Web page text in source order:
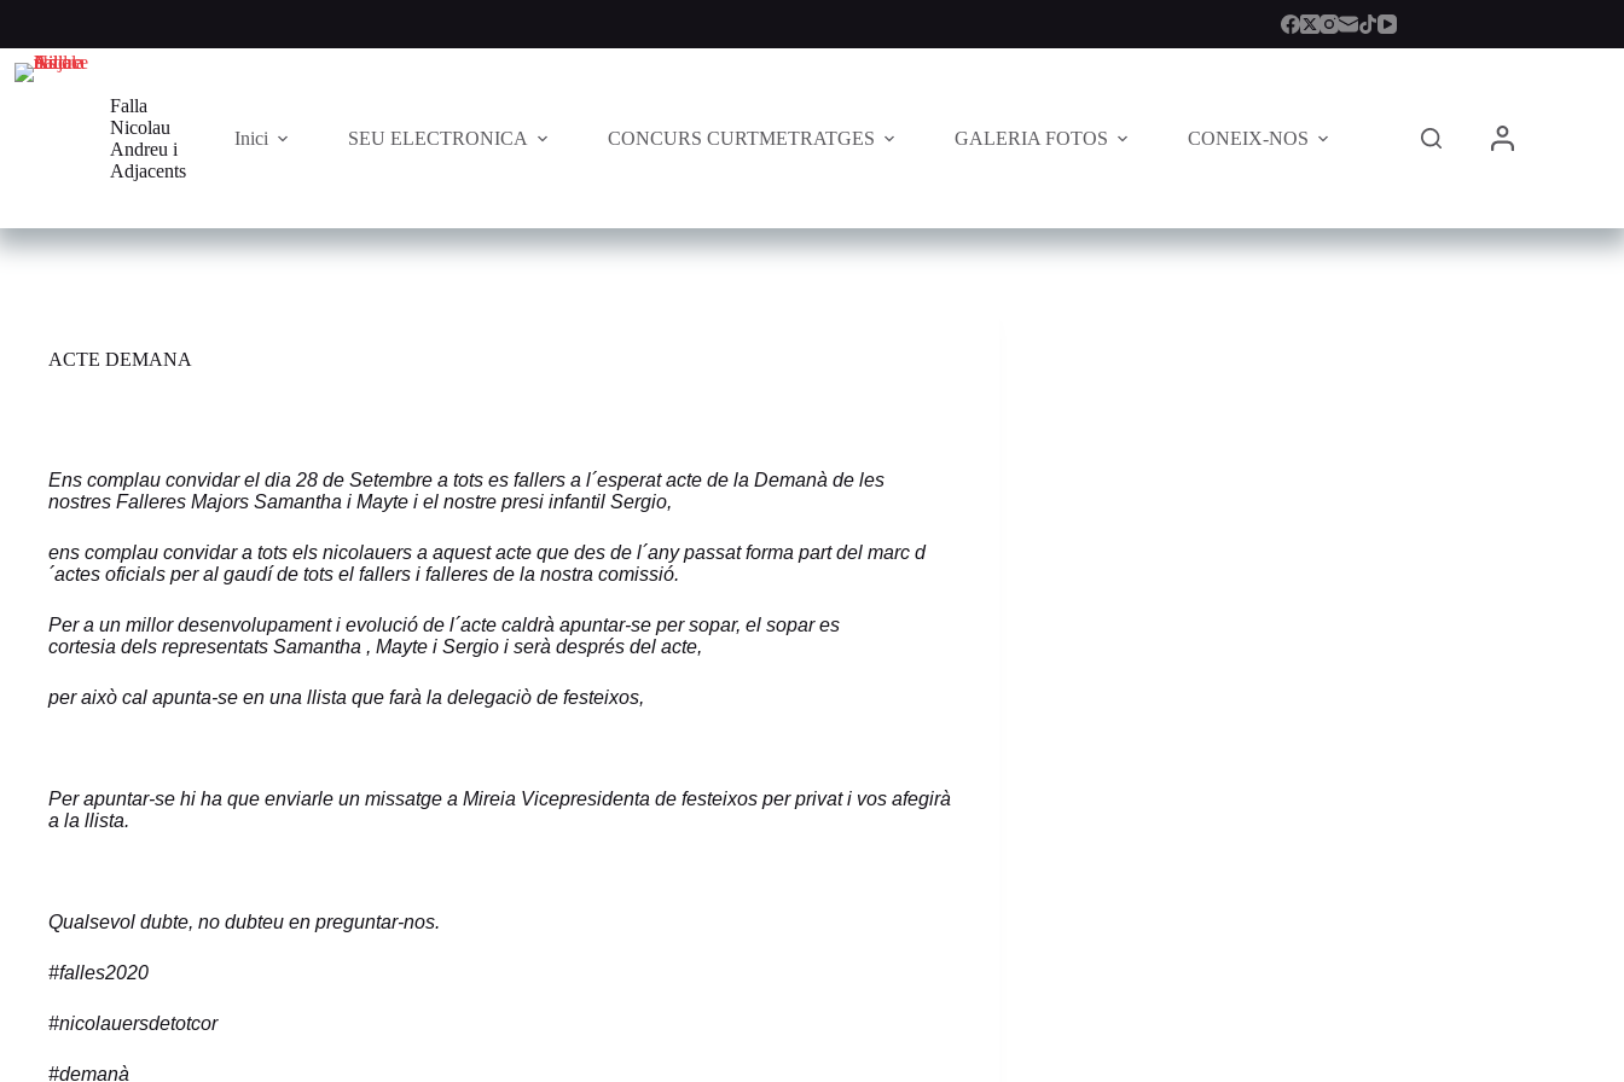
contenido
Falla
Nicolau
Andreu i
Adjacents
Inici SEU ELECTRONICA CONCURS CURTMETRATGES GALERIA FOTOS CONEIX-NOS
ACTE DEMANA
Ens complau convidar el dia 28 de Setembre a tots es fallers a l´esperat acte de la Demanà de les
nostres Falleres Majors Samantha i Mayte i el nostre presi infantil Sergio,
ens complau convidar a tots els nicolauers a aquest acte que des de l´any passat forma part del marc d
´actes oficials per al gaudí de tots el fallers i falleres de la nostra comissió.
Per a un millor desenvolupament i evolució de l´acte caldrà apuntar-se per sopar, el sopar es
cortesia dels representats Samantha , Mayte i Sergio i serà després del acte,
per això cal apunta-se en una llista que farà la delegaciò de festeixos,
Per apuntar-se hi ha que enviarle un missatge a Mireia Vicepresidenta de festeixos per privat i vos afegirà
a la llista.
Qualsevol dubte, no dubteu en preguntar-nos.
#falles2020
#nicolauersdetotcor
#demanà